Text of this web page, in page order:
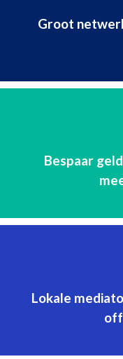
Groot
Bespaar
Lokale